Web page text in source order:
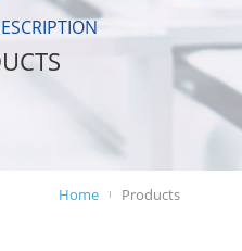
Home Products